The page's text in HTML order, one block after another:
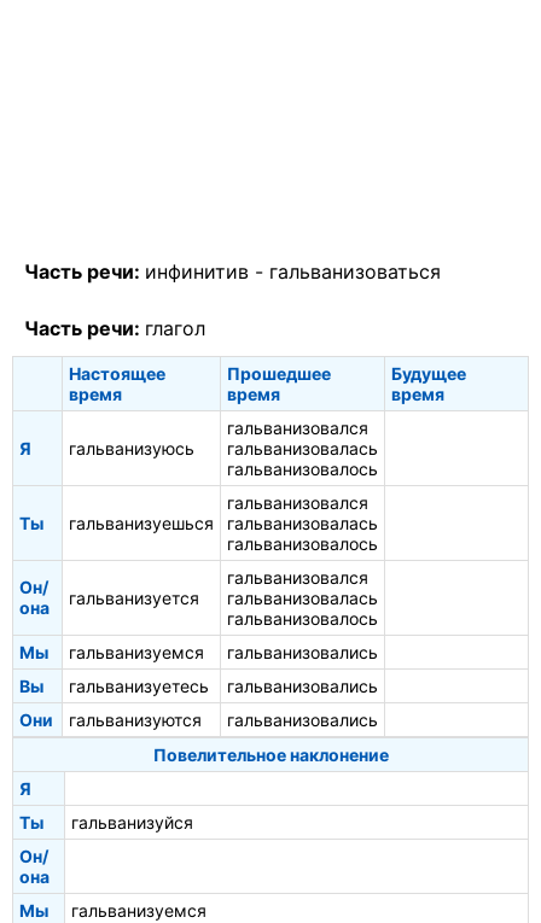
Часть речи: инфинитив - гальванизоваться
Часть речи: глагол
Настоящее
время
Прошедшее
время
Будущее
время
Я гальванизуюсь
гальванизовался
гальванизовалась
гальванизовалось
Ты гальванизуешься
гальванизовался
гальванизовалась
гальванизовалось
Он/
она
гальванизуется
гальванизовался
гальванизовалась
гальванизовалось
Мы
гальванизуемся
гальванизовались
Вы
гальванизуетесь
гальванизовались
Они
гальванизуются
гальванизовались
Повелительное наклонение
Я
Ты
гальванизуйся
Он/
она
Мы
гальванизуемся